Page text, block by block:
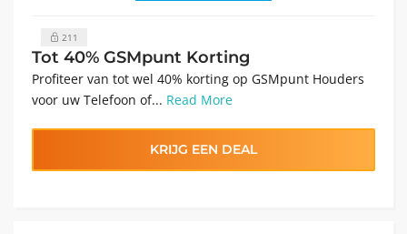
211
Tot 40% GSMpunt Korting
Profiteer van tot wel 40% korting op GSMpunt Houders
voor uw Telefoon of... Read More
KRIJG EEN DEAL